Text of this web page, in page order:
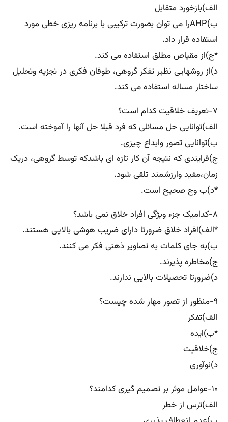
الف)بازخورد متقابل
ب)AHPرا می توان بصورت ترکیبی با برنامه ریزی خطی مورد
استفاده قرار داد.
*ج)از مقیاص مطلق استفاده می کند.
د)از روشهایی نظیر تفکر گروهی، طوفان فکری در تجزیه وتحلیل
ساختار مساله استفاده می کند.
۷-تعریف خلاقیت کدام است؟
الف)توانایی حل مسائلی که فرد قبلا حل آنها را آموخته است.
ب)توانایی تصور وابداع چیزی.
ج)فرایندی که نتیجه آن کار تازه ای باشدکه توسط گروهی، دریک
زمان،مفید وارزشمند تلقی شود.
*د)ب وج صحیح است.
۸-کدامیک جزء ویژگی افراد خلاق نمی باشد؟
*الف)افراد خلاق ضرورتا دارای ضریب هوشی بالایی هستند.
ب)به جای کلمات به تصاویر ذهنی فکر می کنند.
ج)مخاطره پذیرند.
د)ضرورتا تحصیلات بالایی ندارند.
۹-منظور از تصور مهار شده چیست؟
الف)تفکر
*ب)ایده
ج)خلاقیت
د)نوآوری
۱۰-عوامل موثر بر تصمیم گیری کدامند؟
الف)ترس از خطر